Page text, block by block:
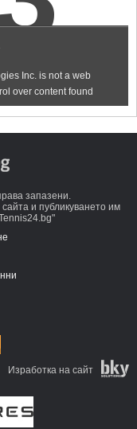
запазени.
и публикуването им
Изработка на сайт